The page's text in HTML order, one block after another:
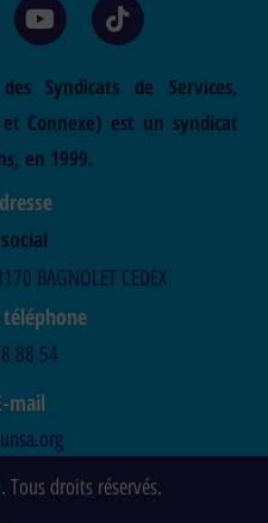
des Syndicats de Services,
Connexe) est un syndicat
en 1999.
BAGNOLET CEDEX
téléphone
88 54
mail
. Tous droits réservés.